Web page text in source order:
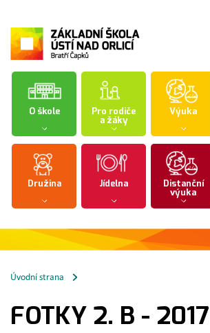
O škole Pro rodiče
a žáky
Výuka
Družina Jídelna Distanční
výuka
Úvodní strana
FOTKY 2. B - 2017